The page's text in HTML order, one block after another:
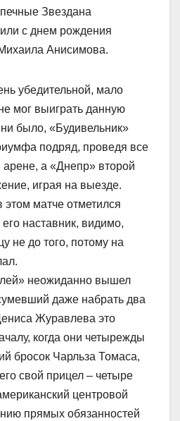
Звездана
с днем рождения
Анисимова.
убедительной, мало
мог выиграть данную
было, «Будивельник»
подряд, проведя все
а «Днепр» второй
играя на выезде.
этом матче отметился
наставник, видимо,
не до того, потому на
неожиданно вышел
даже набрать два
Журавлева это
когда они четырежды
бросок Чарльза Томаса,
свой прицел – четыре
центровой
прямых обязанностей